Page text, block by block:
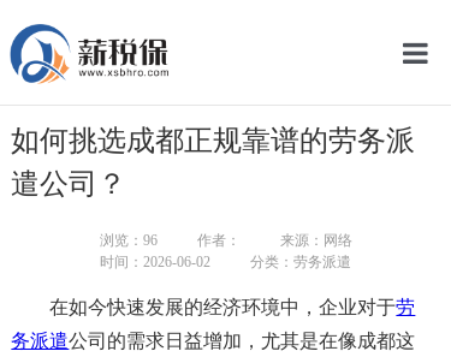
网
如何挑选成都正规靠谱的劳务派
遣公司？
浏览： 96 作者：
来源：网络
时间：2026-06-02
分类：劳务派遣
在如今快速发展的经济环境中，企业对于劳
务派遣公司的需求日益增加，尤其是在像成都这